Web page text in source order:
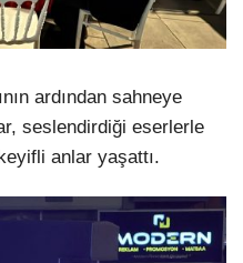
ardından sahneye
seslendirdiği eserlerle
anlar yaşattı.